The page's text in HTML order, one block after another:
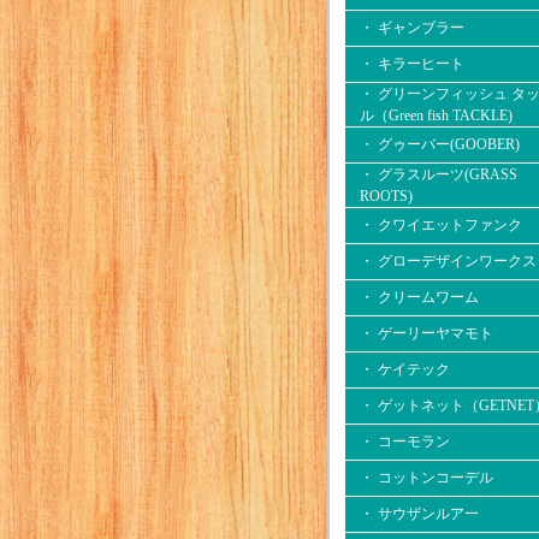
・ ギャンブラー
・ キラーヒート
・ グリーンフィッシュ タ
ル（Green fish TACKLE)
・ グゥーバー(GOOBER)
・ グラスルーツ(GRASS
ROOTS)
・ クワイエットファンク
・ グローデザインワークス
・ クリームワーム
・ ゲーリーヤマモト
・ ケイテック
・ ゲットネット（GETNET
・ コーモラン
・ コットンコーデル
・ サウザンルアー